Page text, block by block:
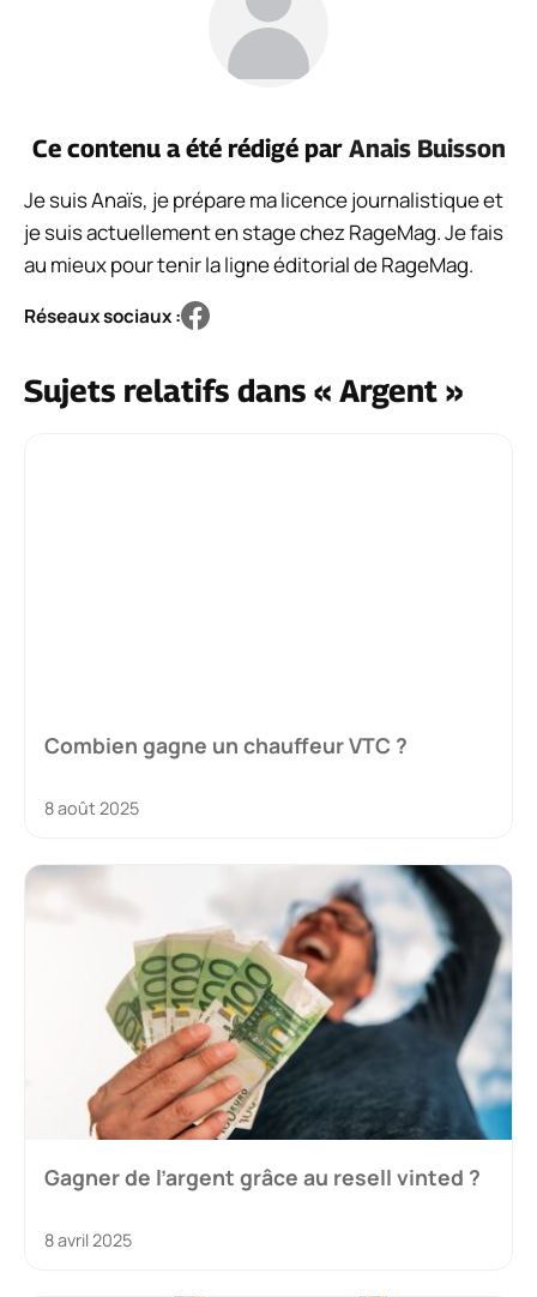
Ce contenu a été rédigé par Anais Buisson
Je suis Anaïs, je prépare ma licence journalistique et
je suis actuellement en stage chez RageMag. Je fais
au mieux pour tenir la ligne éditorial de RageMag.
Réseaux sociaux :
Sujets relatifs dans « Argent »
Combien gagne un chauffeur VTC ?
8 août 2025
Gagner de l’argent grâce au resell vinted ?
8 avril 2025